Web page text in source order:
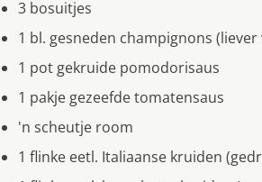
3 bosuitjes
1 bl. gesneden champignons (liever
1 pot gekruide pomodorisaus
1 pakje gezeefde tomatensaus
'n scheutje room
1 flinke eetl. Italiaanse kruiden